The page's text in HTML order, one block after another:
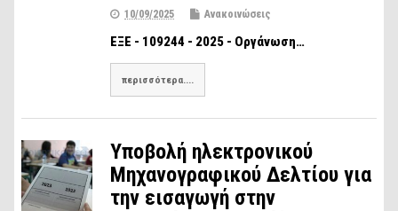
10/09/2025 Ανακοινώσεις
ΕΞΕ - 109244 - 2025 - Οργάνωση…
περισσότερα....
Υποβολή ηλεκτρονικού
Μηχανογραφικού Δελτίου για
την εισαγωγή στην